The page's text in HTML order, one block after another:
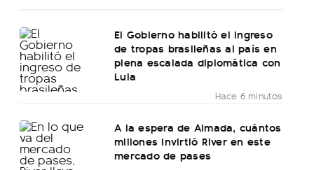
El Gobierno habilitó el ingreso
de tropas brasileñas al país en
plena escalada diplomática con
Lula
Hace 6 minutos
A la espera de Almada, cuántos
millones invirtió River en este
mercado de pases